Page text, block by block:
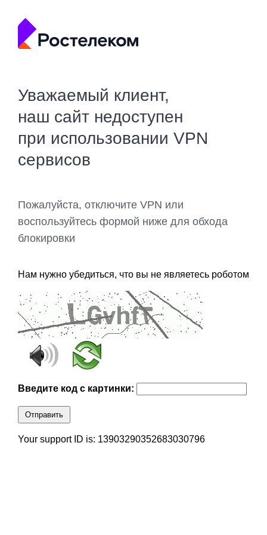
Уважаемый клиент,
наш сайт недоступен
при использовании VPN
сервисов
Пожалуйста, отключите VPN или
воспользуйтесь формой ниже для обхода
блокировки
Нам нужно убедиться, что вы не являетесь роботом
Введите код с картинки:
Отправить
Your support ID is: 13903290352683030796